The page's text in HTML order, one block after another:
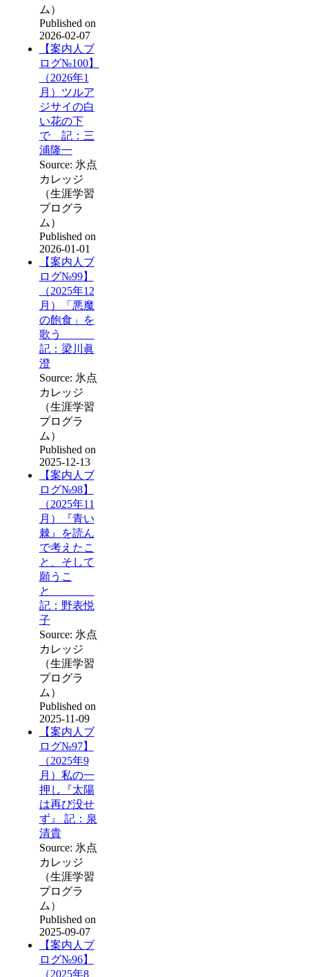
ム）
Published on
2026-02-07
【案内人ブ
ログ№100】
（2026年1
月）ツルア
ジサイの白
い花の下
で 記：三
浦隆一
Source: 氷点
カレッジ
（生涯学習
プログラ
ム）
Published on
2026-01-01
【案内人ブ
ログ№99】
（2025年12
月）「悪魔
の飽食」を
歌う
記：梁川眞
澄
Source: 氷点
カレッジ
（生涯学習
プログラ
ム）
Published on
2025-12-13
【案内人ブ
ログ№98】
（2025年11
月）『青い
棘』を読ん
で考えたこ
と、そして
願うこ
と
記：野表悦
子
Source: 氷点
カレッジ
（生涯学習
プログラ
ム）
Published on
2025-11-09
【案内人ブ
ログ№97】
（2025年9
月）私の一
押し『太陽
は再び没せ
ず』 記：泉
清貴
Source: 氷点
カレッジ
（生涯学習
プログラ
ム）
Published on
2025-09-07
【案内人ブ
ログ№96】
（2025年8